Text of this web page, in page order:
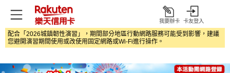
打
開
我要辦卡 卡友登入
配合「2026城鎮韌性演習」，期間部分地區行動網路服務可能受到影響，建議
您避開演習期間使用或改使用固定網路或Wi‑Fi進行操作。